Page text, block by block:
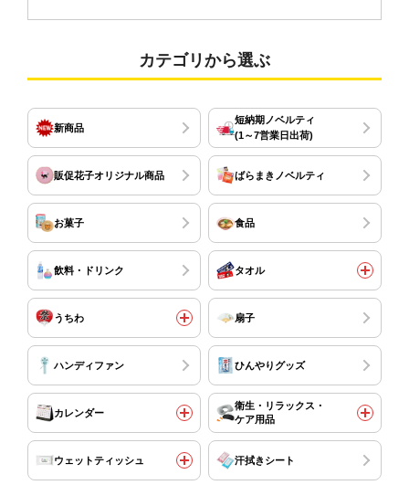
カテゴリから選ぶ
新商品
短納期ノベルティ
(1～7営業日出荷)
販促花子オリジナル商品 ばらまきノベルティ
お菓子 食品
飲料・ドリンク タオル
うちわ 扇子
ハンディファン ひんやりグッズ
カレンダー
衛生・リラックス・
ケア用品
ウェットティッシュ 汗拭きシート